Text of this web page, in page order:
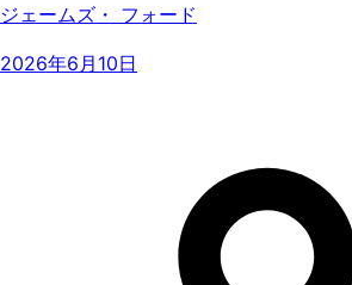
ジェームズ・ フォード
2026年6月10日